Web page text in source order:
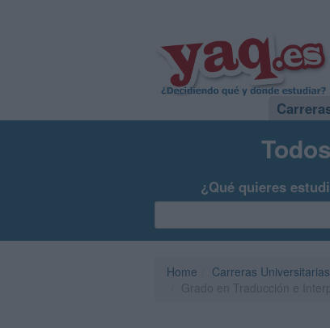
¿Qué quieres
Home Carreras Universitarias